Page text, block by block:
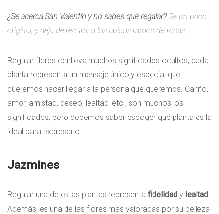
¿Se acerca San Valentín y no sabes qué regalar?Sé un poco
original, y deja de recurrir a los típicos ramos de rosas.
Regalar flores conlleva muchos significados ocultos, cada
planta representa un mensaje único y especial que
queremos hacer llegar a la persona que queremos. Cariño,
amor, amistad, deseo, lealtad, etc., son muchos los
significados, pero debemos saber escoger qué planta es la
ideal para expresarlo.
Jazmines
Regalar una de estas plantas representa fidelidad y lealtad
Además, es una de las flores más valoradas por su belleza